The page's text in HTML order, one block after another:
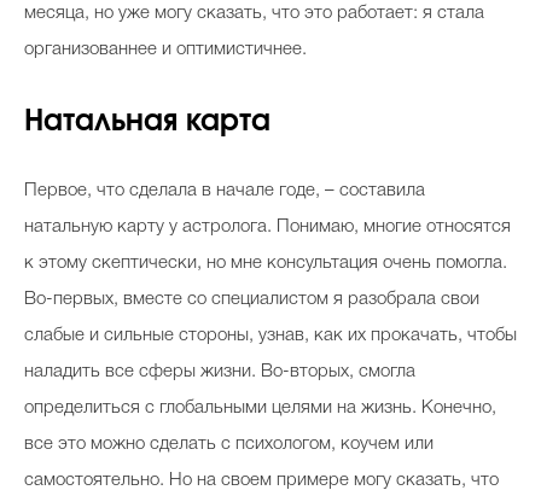
Celebrity дня
Beauty- битвы
Тесты
месяца, но уже могу сказать, что это работает: я стала
организованнее и оптимистичнее.
Натальная карта
Первое, что сделала в начале годе, – составила
натальную карту у астролога. Понимаю, многие относятся
к этому скептически, но мне консультация очень помогла.
Во-первых, вместе со специалистом я разобрала свои
слабые и сильные стороны, узнав, как их прокачать, чтобы
наладить все сферы жизни. Во-вторых, смогла
определиться с глобальными целями на жизнь. Конечно,
все это можно сделать с психологом, коучем или
самостоятельно. Но на своем примере могу сказать, что